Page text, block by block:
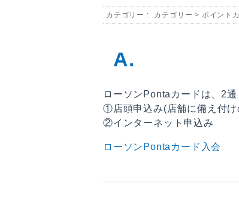
カテゴリー : カテゴリー > ポイント
ローソンPontaカードは、2
①店頭申込み(店舗に備え付
②インターネット申込み
ローソンPontaカード入会